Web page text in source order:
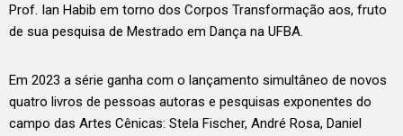
Prof. Ian Habib em torno dos Corpos Transformação aos, fruto
de sua pesquisa de Mestrado em Dança na UFBA.
Em 2023 a série ganha com o lançamento simultâneo de novos
quatro livros de pessoas autoras e pesquisas exponentes do
campo das Artes Cênicas: Stela Fischer, André Rosa, Daniel